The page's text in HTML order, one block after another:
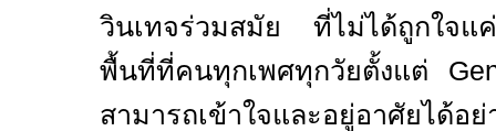
วินเทจร่วมสมัย ที่ไม่ได้ถูกใจ
พื้นที่ที่คนทุกเพศทุกวัยตั้งแต่
สามารถเข้าใจและอยู่อาศัยได้อย่